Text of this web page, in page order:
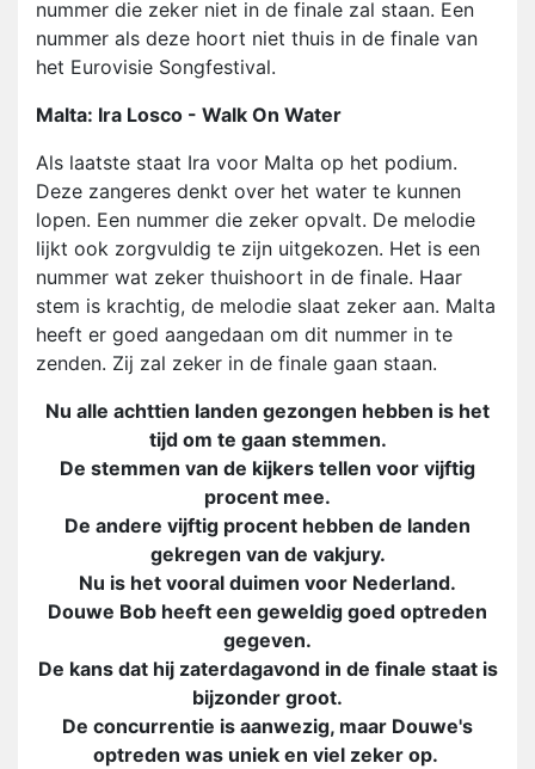
nummer die zeker niet in de finale zal staan. Een
nummer als deze hoort niet thuis in de finale van
het Eurovisie Songfestival.
Malta: Ira Losco - Walk On Water
Als laatste staat Ira voor Malta op het podium.
Deze zangeres denkt over het water te kunnen
lopen. Een nummer die zeker opvalt. De melodie
lijkt ook zorgvuldig te zijn uitgekozen. Het is een
nummer wat zeker thuishoort in de finale. Haar
stem is krachtig, de melodie slaat zeker aan. Malta
heeft er goed aangedaan om dit nummer in te
zenden. Zij zal zeker in de finale gaan staan.
Nu alle achttien landen gezongen hebben is het
tijd om te gaan stemmen.
De stemmen van de kijkers tellen voor vijftig
procent mee.
De andere vijftig procent hebben de landen
gekregen van de vakjury.
Nu is het vooral duimen voor Nederland.
Douwe Bob heeft een geweldig goed optreden
gegeven.
De kans dat hij zaterdagavond in de finale staat is
bijzonder groot.
De concurrentie is aanwezig, maar Douwe's
optreden was uniek en viel zeker op.